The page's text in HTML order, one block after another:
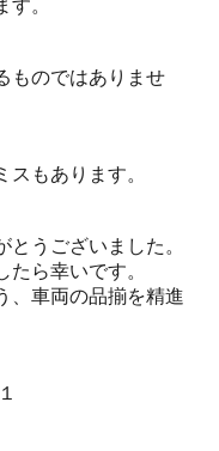
。
ものではありませ
もあります。
ございました。
ら幸いです。
車両の品揃を精進